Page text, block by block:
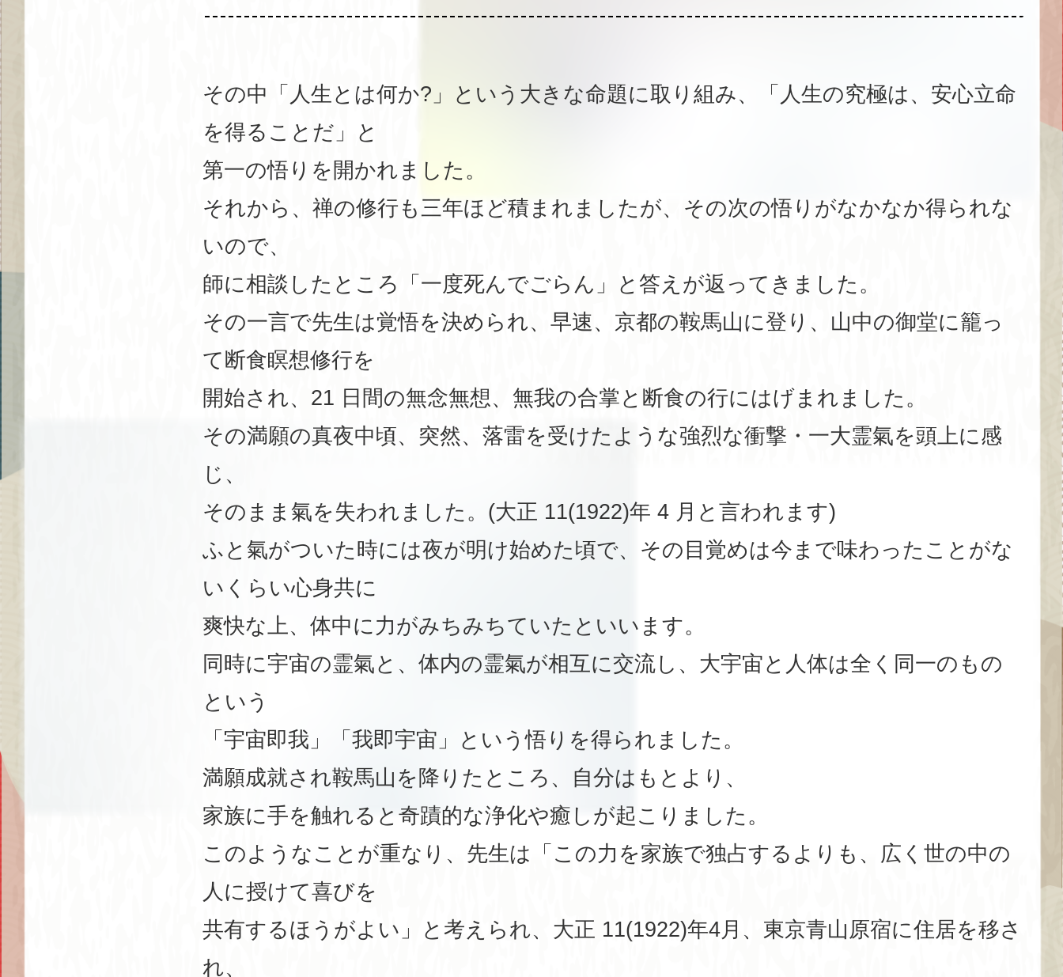
その中「人生とは何か?」という大きな命題に取り組み、「人生の究極は、安心立命
を得ることだ」と
第一の悟りを開かれました。
それから、禅の修行も三年ほど積まれましたが、その次の悟りがなかなか得られな
いので、
師に相談したところ「一度死んでごらん」と答えが返ってきました。
その一言で先生は覚悟を決められ、早速、京都の鞍馬山に登り、山中の御堂に籠っ
て断食瞑想修行を
開始され、21 日間の無念無想、無我の合掌と断食の行にはげまれました。
その満願の真夜中頃、突然、落雷を受けたような強烈な衝撃・一大霊氣を頭上に感
じ、
そのまま氣を失われました。(大正 11(1922)年 4 月と言われます)
ふと氣がついた時には夜が明け始めた頃で、その目覚めは今まで味わったことがな
いくらい心身共に
爽快な上、体中に力がみちみちていたといいます。
同時に宇宙の霊氣と、体内の霊氣が相互に交流し、大宇宙と人体は全く同一のもの
という
「宇宙即我」「我即宇宙」という悟りを得られました。
満願成就され鞍馬山を降りたところ、自分はもとより、
家族に手を触れると奇蹟的な浄化や癒しが起こりました。
このようなことが重なり、先生は「この力を家族で独占するよりも、広く世の中の
人に授けて喜びを
共有するほうがよい」と考えられ、大正 11(1922)年4月、東京青山原宿に住居を移さ
れ、